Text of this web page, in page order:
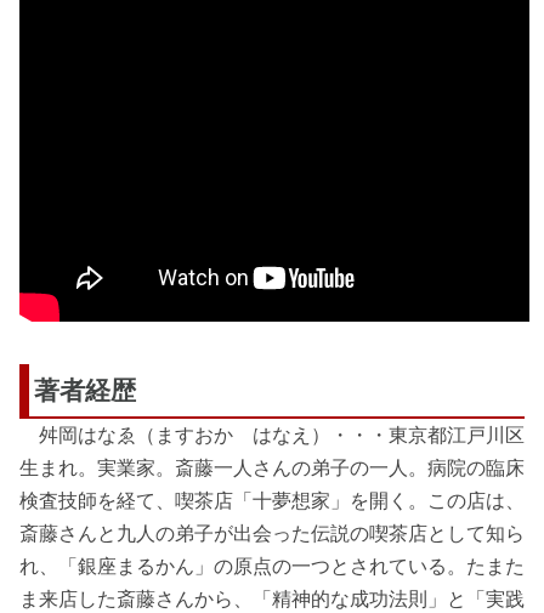
著者経歴
舛岡はなゑ（ますおか はなえ）・・・東京都江戸川区
生まれ。実業家。斎藤一人さんの弟子の一人。病院の臨床
検査技師を経て、喫茶店「十夢想家」を開く。この店は、
斎藤さんと九人の弟子が出会った伝説の喫茶店として知ら
れ、「銀座まるかん」の原点の一つとされている。たまた
ま来店した斎藤さんから、「精神的な成功法則」と「実践